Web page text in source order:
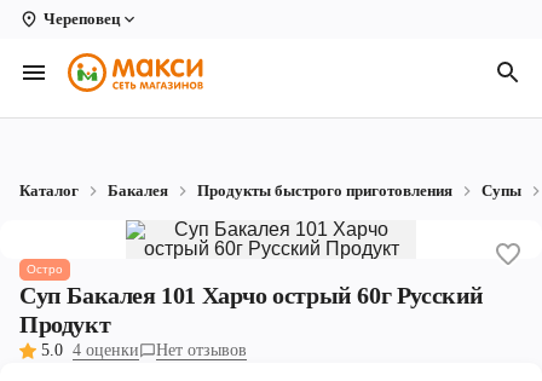
Череповец
Вологда
Архангельск
Кирово-Чепецк
Коряжма
Котлас
Каталог Бакалея Продукты быстрого приготовления Супы
Остро
Суп Бакалея 101 Харчо острый 60г Русский
Продукт
5.0 4 оценки Нет отзывов